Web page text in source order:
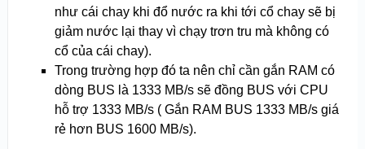
như cái chay khi đổ nước ra khi tới cổ chay sẽ bị
giảm nước lại thay vì chạy trơn tru mà không có
cổ của cái chay).
Trong trường hợp đó ta nên chỉ cần gắn RAM có
dòng BUS là 1333 MB/s sẽ đồng BUS với CPU
hỗ trợ 1333 MB/s ( Gắn RAM BUS 1333 MB/s giá
rẻ hơn BUS 1600 MB/s).